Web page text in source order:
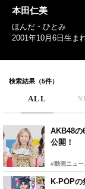
本田仁美
ほんだ・ひとみ
2001年10月6日生ま
検索結果（5件）
ALL
AKB48の
公開！
#動画ニュー
K-POPの